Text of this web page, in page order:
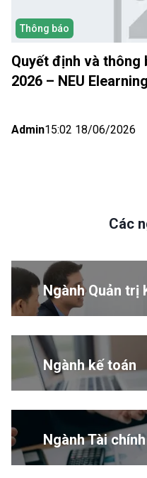
Thông báo
Quyết định và thông
2026 – NEU Elearning
Admin15:02 18/06/2026
Các
Ngành Quản trị
Ngành kế toán
Ngành Tài